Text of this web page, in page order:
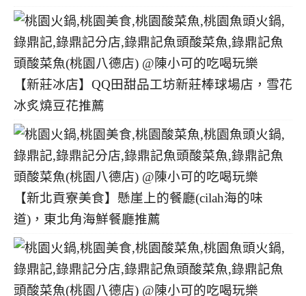
【新莊冰店】QQ田甜品工坊新莊棒球場店，雪花
冰炙燒豆花推薦
【新北貢寮美食】懸崖上的餐廳(cilah海的味
道)，東北角海鮮餐廳推薦